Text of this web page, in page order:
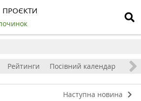
ПРОЄКТИ
Рейтинги Посівний календар
Наступна новина